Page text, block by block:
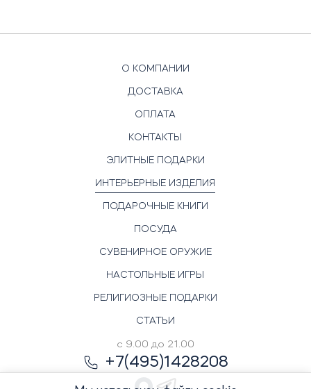
О КОМПАНИИ
ДОСТАВКА
ОПЛАТА
КОНТАКТЫ
ЭЛИТНЫЕ ПОДАРКИ
ИНТЕРЬЕРНЫЕ ИЗДЕЛИЯ
ПОДАРОЧНЫЕ КНИГИ
ПОСУДА
СУВЕНИРНОЕ ОРУЖИЕ
НАСТОЛЬНЫЕ ИГРЫ
РЕЛИГИОЗНЫЕ ПОДАРКИ
СТАТЬИ
с 9.00 до 21.00
+7(495)1428208